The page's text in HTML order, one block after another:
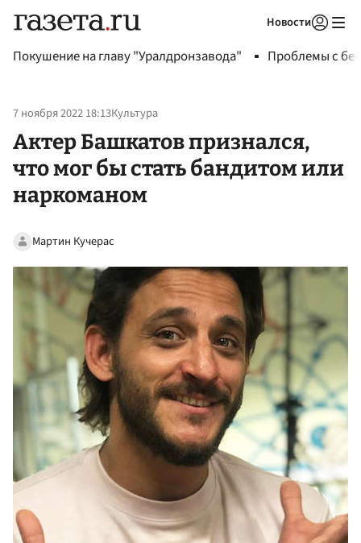
Новости
Покушение на главу "Уралдронзавода" Проблемы с
7 ноября 2022 18:13Культура
Актер Башкатов признался,
что мог бы стать бандитом или
наркоманом
Мартин Кучерас